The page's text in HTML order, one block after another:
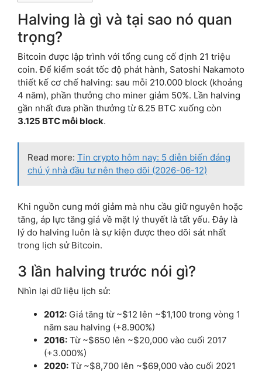
Halving là gì và tại sao nó quan
trọng?
Bitcoin được lập trình với tổng cung cố định 21 triệu
coin. Để kiểm soát tốc độ phát hành, Satoshi Nakamoto
thiết kế cơ chế halving: sau mỗi 210.000 block (khoảng
4 năm), phần thưởng cho miner giảm 50%. Lần halving
gần nhất đưa phần thưởng từ 6.25 BTC xuống còn
3.125 BTC mỗi block.
Read more: Tin crypto hôm nay: 5 diễn biến đáng
chú ý nhà đầu tư nên theo dõi (2026-06-12)
Khi nguồn cung mới giảm mà nhu cầu giữ nguyên hoặc
tăng, áp lực tăng giá về mặt lý thuyết là tất yếu. Đây là
lý do halving luôn là sự kiện được theo dõi sát nhất
trong lịch sử Bitcoin.
3 lần halving trước nói gì?
Nhìn lại dữ liệu lịch sử:
2012: Giá tăng từ ~$12 lên ~$1,100 trong vòng 1
năm sau halving (+8.900%)
2016: Từ ~$650 lên ~$20,000 vào cuối 2017
(+3.000%)
2020: Từ ~$8,700 lên ~$69,000 vào cuối 2021